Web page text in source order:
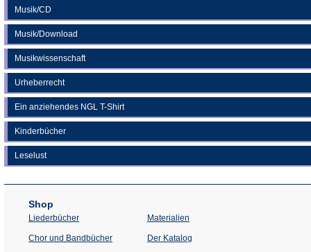
Musik/CD
Musik/Download
Musikwissenschaft
Urheberrecht
Ein anziehendes NGL T-Shirt
Kinderbücher
Leselust
Shop
Liederbücher
Chor und Bandbücher
Materialien
Der Katalog